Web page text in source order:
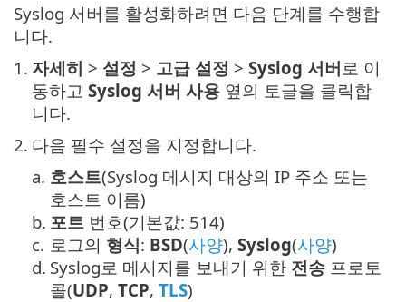
Syslog 서버를 활성화하려면 다음 단계를 수행합
니다.
1. 자세히 > 설정 > 고급 설정 > Syslog 서버 로 이
동하고 Syslog 서버 사용 옆의 토글을 클릭합
니다.
2. 다음 필수 설정을 지정합니다.
a. 호스트(Syslog 메시지 대상의 IP 주소 또는
호스트 이름)
b. 포트 번호(기본값: 514)
c. 로그의 형식: BSD(사양), Syslog(사양)
d. Syslog로 메시지를 보내기 위한 전송 프로토
콜(UDP, TCP, TLS)